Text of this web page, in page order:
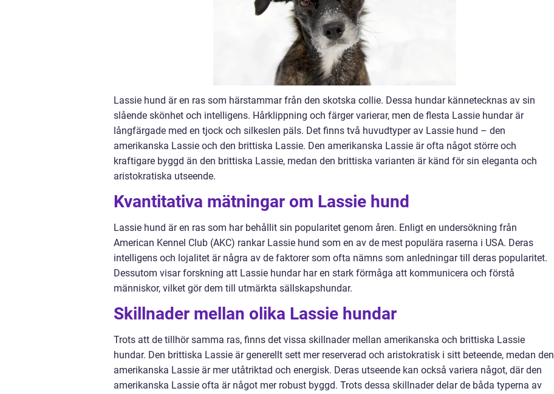
Lassie hund är en ras som härstammar från den skotska collie. Dessa hundar kännetecknas av sin
slående skönhet och intelligens. Hårklippning och färger varierar, men de flesta Lassie hundar är
långfärgade med en tjock och silkeslen päls. Det finns två huvudtyper av Lassie hund – den
amerikanska Lassie och den brittiska Lassie. Den amerikanska Lassie är ofta något större och
kraftigare byggd än den brittiska Lassie, medan den brittiska varianten är känd för sin eleganta och
aristokratiska utseende.
Kvantitativa mätningar om Lassie hund
Lassie hund är en ras som har behållit sin popularitet genom åren. Enligt en undersökning från
American Kennel Club (AKC) rankar Lassie hund som en av de mest populära raserna i USA. Deras
intelligens och lojalitet är några av de faktorer som ofta nämns som anledningar till deras popularitet.
Dessutom visar forskning att Lassie hundar har en stark förmåga att kommunicera och förstå
människor, vilket gör dem till utmärkta sällskapshundar.
Skillnader mellan olika Lassie hundar
Trots att de tillhör samma ras, finns det vissa skillnader mellan amerikanska och brittiska Lassie
hundar. Den brittiska Lassie är generellt sett mer reserverad och aristokratisk i sitt beteende, medan den
amerikanska Lassie är mer utåtriktad och energisk. Deras utseende kan också variera något, där den
amerikanska Lassie ofta är något mer robust byggd. Trots dessa skillnader delar de båda typerna av